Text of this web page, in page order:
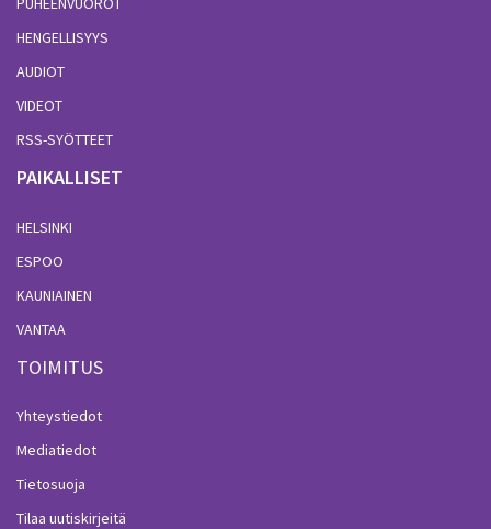
HENGELLISYYS
AUDIOT
VIDEOT
RSS-SYÖTTEET
PAIKALLISET
HELSINKI
ESPOO
KAUNIAINEN
VANTAA
TOIMITUS
Yhteystiedot
Mediatiedot
Tietosuoja
Tilaa uutiskirjeitä